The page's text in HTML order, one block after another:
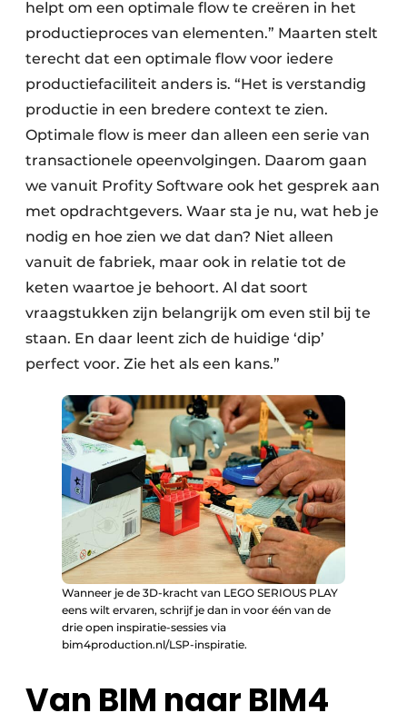
helpt om een optimale flow te creëren in het
productieproces van elementen.” Maarten stelt
terecht dat een optimale flow voor iedere
productiefaciliteit anders is. “Het is verstandig
productie in een bredere context te zien.
Optimale flow is meer dan alleen een serie van
transactionele opeenvolgingen. Daarom gaan
we vanuit Profity Software ook het gesprek aan
met opdrachtgevers. Waar sta je nu, wat heb je
nodig en hoe zien we dat dan? Niet alleen
vanuit de fabriek, maar ook in relatie tot de
keten waartoe je behoort. Al dat soort
vraagstukken zijn belangrijk om even stil bij te
staan. En daar leent zich de huidige ‘dip’
perfect voor. Zie het als een kans.”
Wanneer je de 3D-kracht van LEGO SERIOUS PLAY
eens wilt ervaren, schrijf je dan in voor één van de
drie open inspiratie-sessies via
bim4production.nl/LSP-inspiratie.
Van BIM naar BIM4